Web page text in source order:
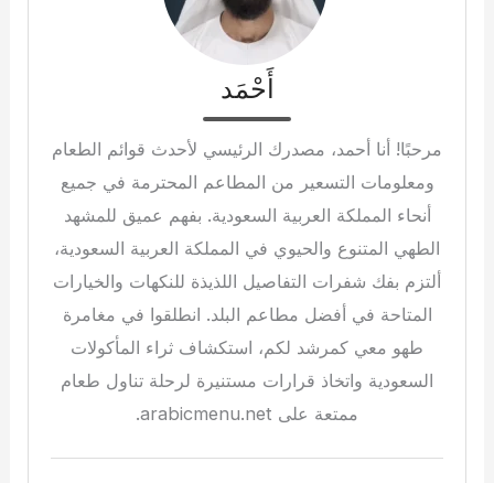
أَحْمَد
مرحبًا! أنا أحمد، مصدرك الرئيسي لأحدث قوائم الطعام
ومعلومات التسعير من المطاعم المحترمة في جميع
أنحاء المملكة العربية السعودية. بفهم عميق للمشهد
الطهي المتنوع والحيوي في المملكة العربية السعودية،
ألتزم بفك شفرات التفاصيل اللذيذة للنكهات والخيارات
المتاحة في أفضل مطاعم البلد. انطلقوا في مغامرة
طهو معي كمرشد لكم، استكشاف ثراء المأكولات
السعودية واتخاذ قرارات مستنيرة لرحلة تناول طعام
ممتعة على arabicmenu.net.